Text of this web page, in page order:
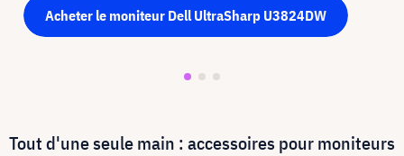
Acheter le moniteur Dell UltraSharp U3824DW
Tout d'une seule main : accessoires pour moniteurs